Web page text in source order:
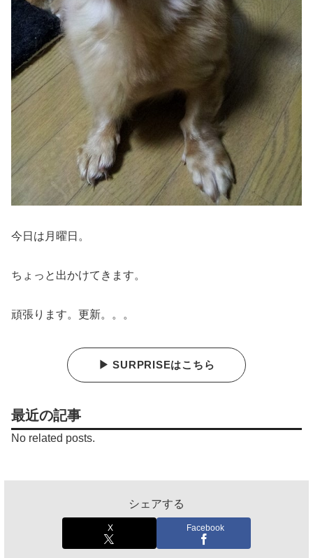
今日は月曜日。
ちょっと出かけてきます。
頑張ります。更新。。。
▶ SURPRISEはこちら
最近の記事
No related posts.
シェアする
X Facebook